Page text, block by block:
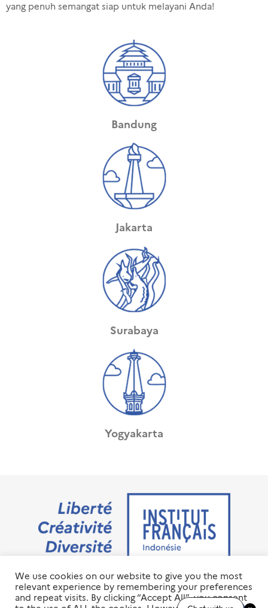
yang penuh semangat siap untuk melayani Anda!
Bandung
Jakarta
Surabaya
Yogyakarta
Jalan M.H. Thamrin No. 20 Jakarta Pusat 10350
+6221 23 55 79 00
info@ifi-id.com
We use cookies on our website to give you the most
relevant experience by remembering your preferences
and repeat visits. By clicking “Accept All”, you consent